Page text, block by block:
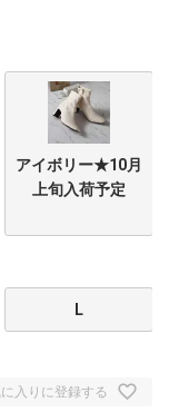
アイボリー★10月
上旬入荷予定
L
入りに登録する